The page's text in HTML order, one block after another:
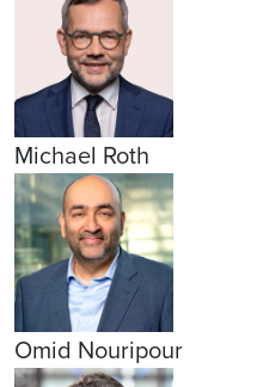
Michael Roth
Omid Nouripour